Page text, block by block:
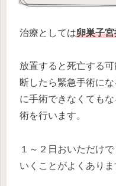
治療としては卵巣子
放置すると死亡する
断したら緊急手術に
に手術できなくても
術を行います。
１～２日おいただけ
いくことがよくありま